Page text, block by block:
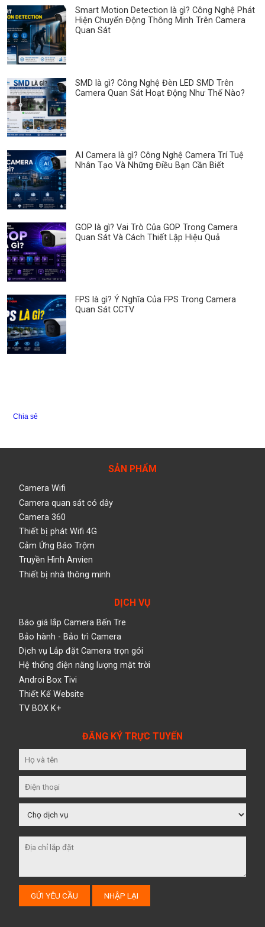
Smart Motion Detection là gì? Công Nghệ Phát
Hiện Chuyển Động Thông Minh Trên Camera
Quan Sát
SMD là gì? Công Nghệ Đèn LED SMD Trên
Camera Quan Sát Hoạt Động Như Thế Nào?
AI Camera là gì? Công Nghệ Camera Trí Tuệ
Nhân Tạo Và Những Điều Bạn Cần Biết
GOP là gì? Vai Trò Của GOP Trong Camera
Quan Sát Và Cách Thiết Lập Hiệu Quả
FPS là gì? Ý Nghĩa Của FPS Trong Camera
Quan Sát CCTV
Chia sẻ
SẢN PHẨM
Camera Wifi
Camera quan sát có dây
Camera 360
Thiết bị phát Wifi 4G
Cảm Ứng Báo Trộm
Truyền Hình Anvien
Thiết bị nhà thông minh
DỊCH VỤ
Báo giá lắp Camera Bến Tre
Bảo hành - Bảo trì Camera
Dịch vụ Lắp đặt Camera trọn gói
Hệ thống điện năng lượng mặt trời
Androi Box Tivi
Thiết Kế Website
TV BOX K+
ĐĂNG KÝ TRỰC TUYẾN